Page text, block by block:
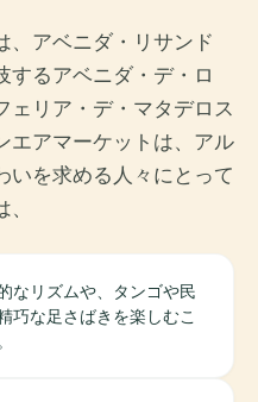
、アベニダ・リサンド
するアベニダ・デ・ロ
ェリア・デ・マタデロス
エアマーケットは、アル
いを求める人々にとって
なリズムや、タンゴや民
巧な足さばきを楽しむこ